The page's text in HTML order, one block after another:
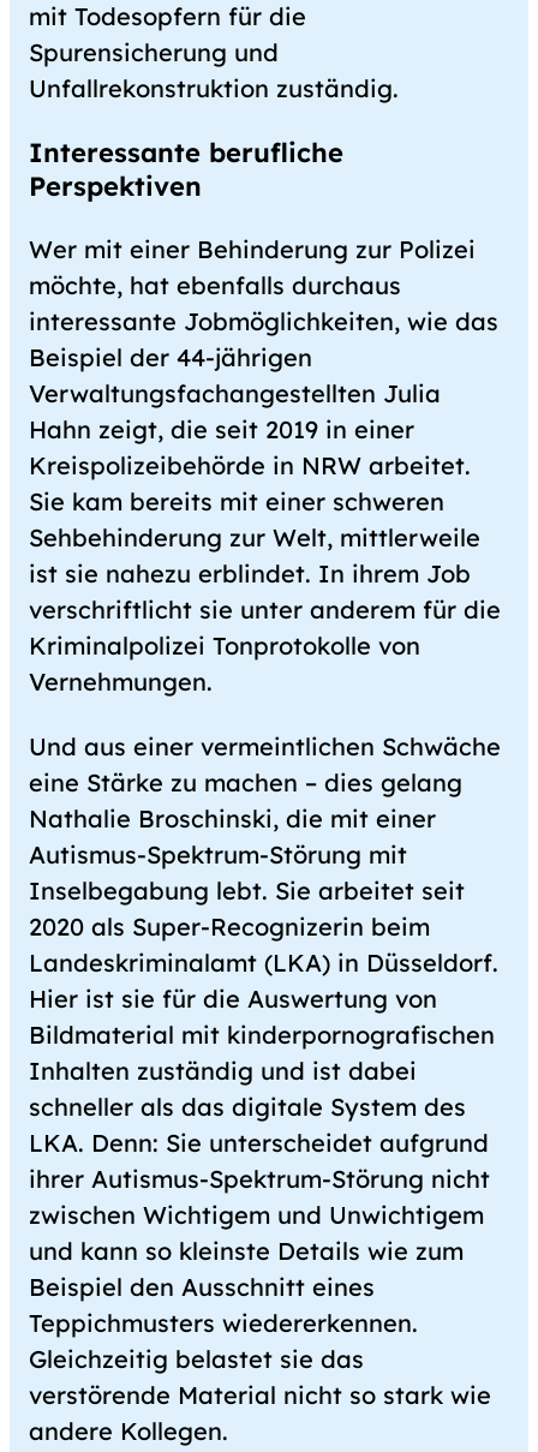
mit Todesopfern für die
Spurensicherung und
Unfallrekonstruktion zuständig.
Interessante berufliche
Perspektiven
Wer mit einer Behinderung zur Polizei
möchte, hat ebenfalls durchaus
interessante Jobmöglichkeiten, wie das
Beispiel der 44-jährigen
Verwaltungsfachangestellten Julia
Hahn zeigt, die seit 2019 in einer
Kreispolizeibehörde in NRW arbeitet.
Sie kam bereits mit einer schweren
Sehbehinderung zur Welt, mittlerweile
ist sie nahezu erblindet. In ihrem Job
verschriftlicht sie unter anderem für die
Kriminalpolizei Tonprotokolle von
Vernehmungen.
Und aus einer vermeintlichen Schwäche
eine Stärke zu machen – dies gelang
Nathalie Broschinski, die mit einer
Autismus-Spektrum-Störung mit
Inselbegabung lebt. Sie arbeitet seit
2020 als Super-Recognizerin beim
Landeskriminalamt (LKA) in Düsseldorf.
Hier ist sie für die Auswertung von
Bildmaterial mit kinder­porno­grafischen
Inhalten zuständig und ist dabei
schneller als das digitale System des
LKA. Denn: Sie unterscheidet aufgrund
ihrer Autismus-Spektrum-Störung nicht
zwischen Wichtigem und Unwichtigem
und kann so kleinste Details wie zum
Beispiel den Ausschnitt eines
Teppichmusters wiedererkennen.
Gleichzeitig belastet sie das
verstörende Material nicht so stark wie
andere Kollegen.